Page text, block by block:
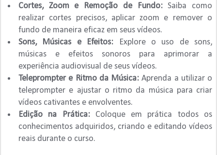
Cortes, Zoom e Remoção de Fundo:Saiba como
realizar cortes precisos, aplicar zoom e remover o
fundo de maneira eficaz em seus vídeos.
Sons, Músicas e Efeitos: Explore o uso de sons,
músicas e efeitos sonoros para aprimorar a
experiência audiovisual de seus vídeos.
Teleprompter e Ritmo da Música: Aprenda a utilizar o
teleprompter e ajustar o ritmo da música para criar
vídeos cativantes e envolventes.
Edição na Prática:Coloque em prática todos os
conhecimentos adquiridos, criando e editando vídeos
reais durante o curso.